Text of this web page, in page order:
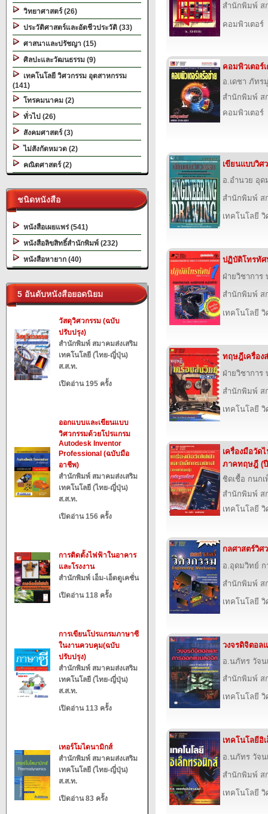
วิทยาศาสตร์ (26)
ประวัติศาสตร์และอัตชีวประวัติ (33)
ศาสนาและปรัชญา (15)
ศิลปะและวัฒนธรรม (9)
เทคโนโลยี วิศวกรรม อุตสาหกรรม
(141)
โทรคมนาคม (2)
ทั่วไป (26)
สังคมศาสตร์ (3)
ไม่สังกัดหมวด (2)
คณิตศาสตร์ (2)
ชนิดหนังสือ
หนังสือเผยแพร่ (541)
หนังสือลิขสิทธิ์สำนักพิมพ์ (232)
หนังสือหายาก (40)
5 อันดับหนังสือยอดนิยม
วัสดุวิศวกรรม (ฉบับ
ปรับปรุง)
สำนักพิมพ์ สมาคมส่งเสริม
เทคโนโลยี (ไทย-ญี่ปุ่น)
ส.ส.ท.
เปิดอ่าน 195 ครั้ง
ออกแบบและเขียนแบบ
วิศวกรรมด้วยโปรแกรม
Autodesk Inventor
Professional (ฉบับมือ
อาชีพ)
สำนักพิมพ์ สมาคมส่งเสริม
เทคโนโลยี (ไทย-ญี่ปุ่น)
ส.ส.ท.
เปิดอ่าน 156 ครั้ง
การติดตั้งไฟฟ้าในอาคาร
และโรงงาน
สำนักพิมพ์ เอ็ม-เอ็ดดูเคชั่น
เปิดอ่าน 118 ครั้ง
การเขียนโปรแกรมภาษาซี
ในงานควบคุม(ฉบับ
ปรับปรุง)
สำนักพิมพ์ สมาคมส่งเสริม
เทคโนโลยี (ไทย-ญี่ปุ่น)
ส.ส.ท.
เปิดอ่าน 113 ครั้ง
เทอร์โมไดนามิกส์
สำนักพิมพ์ สมาคมส่งเสริม
เทคโนโลยี (ไทย-ญี่ปุ่น)
ส.ส.ท.
เปิดอ่าน 83 ครั้ง
สำนักพิมพ์ ส
คอมพิวเตอร์
คอมพิวเตอร์
อ.เดชา ภัทร
สำนักพิมพ์ ส
คอมพิวเตอร์
เขียนแบบวิศ
อ.อำนวย อุด
สำนักพิมพ์ ส
เทคโนโลยี
ปฏิบัติโทรทัศ
ฝ่ายวิชาการ
สำนักพิมพ์ ส
เทคโนโลยี
ทฤษฎีเครื่อง
ฝ่ายวิชาการ
สำนักพิมพ์ ส
เทคโนโลยี
เครื่องมือวัด
ภาคทฤษฎี (ปี
ชิดเชื้อ กนก
สำนักพิมพ์ ส
เทคโนโลยี
กลศาสตร์วิศ
อ.อุดมวิทย์
สำนักพิมพ์ ส
เทคโนโลยี
วงจรดิจิตอล
อ.นภัทร วัจ
สำนักพิมพ์ ส
เทคโนโลยี
เทคโนโลยีอิ
อ.นภัทร วัจ
สำนักพิมพ์ ส
เทคโนโลยี